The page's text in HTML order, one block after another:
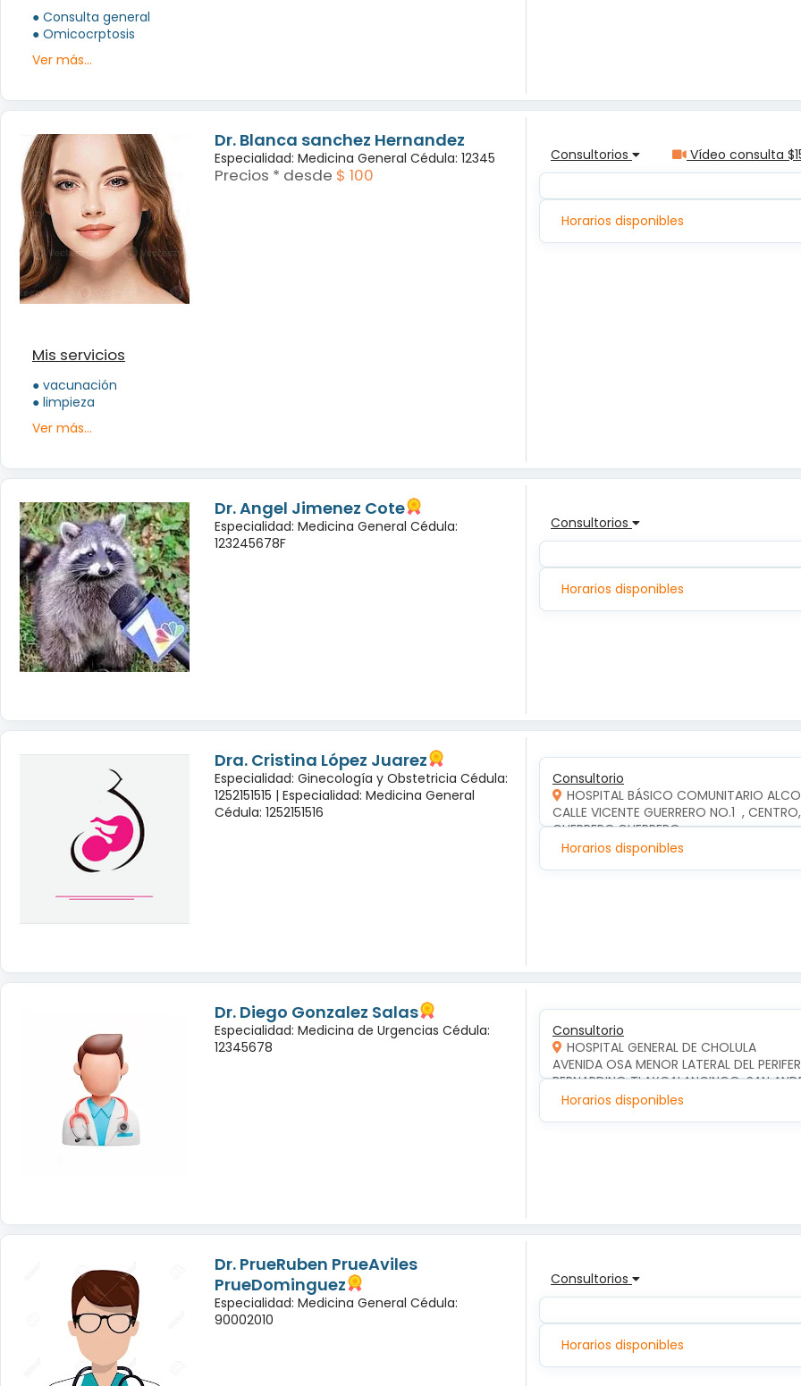
● Consulta general
● Omicocrptosis
Ver más...
Dr. Blanca sanchez Hernandez
Especialidad: Medicina General Cédula: 12345
Precios * desde $ 100
Mis servicios
● vacunación
● limpieza
Ver más...
Consultorios Vídeo consulta
Horarios disponibles
Dr. Angel Jimenez Cote
Especialidad: Medicina General Cédula:
123245678F
Consultorios
Horarios disponibles
Dra. Cristina López Juarez
Especialidad: Ginecología y Obstetricia Cédula:
1252151515 | Especialidad: Medicina General
Cédula: 1252151516
Consultorio
HOSPITAL BÁSICO COMUNITARIO
CALLE VICENTE GUERRERO NO.1  ,
GUERRERO,GUERRERO
Horarios disponibles
Dr. Diego Gonzalez Salas
Especialidad: Medicina de Urgencias Cédula:
12345678
Consultorio
HOSPITAL GENERAL DE CHOLULA
AVENIDA OSA MENOR LATERAL DEL
BERNARDINO TLAXCALANCINGO, SAN
Horarios disponibles
Dr. PrueRuben PrueAviles
PrueDominguez
Especialidad: Medicina General Cédula:
90002010
Consultorios
Horarios disponibles